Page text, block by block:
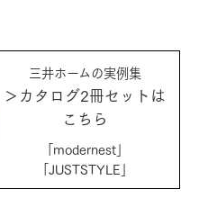
三井ホームの実例集
＞カタログ2冊セットは
こちら
「modernest」
「JUSTSTYLE」